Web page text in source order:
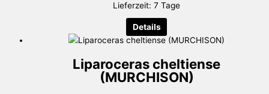
Lieferzeit: 7 Tage
Details
Liparoceras cheltiense
(MURCHISON)